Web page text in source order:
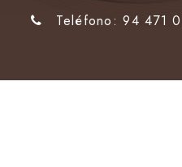
Teléfono: 94 471